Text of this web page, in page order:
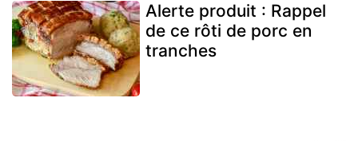
Alerte produit : Rappel
de ce rôti de porc en
tranches